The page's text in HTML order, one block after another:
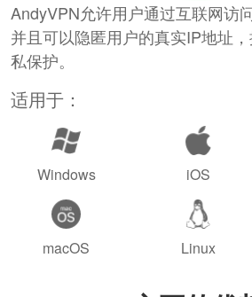
AndyVPN允许用户通过互联网访
并且可以隐匿用户的真实IP地址
私保护。
适用于：
Windows iOS
macOS Linux